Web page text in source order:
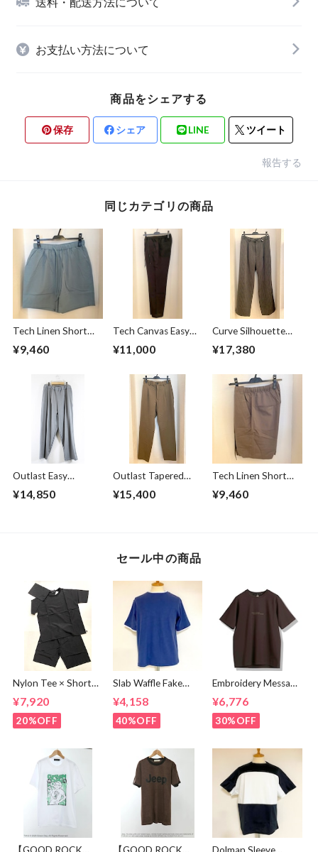
お支払い方法について
商品をシェアする
保存 シェア LINE ツイート
報告する
同じカテゴリの商品
Tech Linen Short
Pants Mint
¥9,460
Tech Canvas Easy
Pants Black
¥11,000
Curve Silhouette
Slacks Pants Black
Stripe
¥17,380
Outlast Easy
Pants Gray
¥14,850
Outlast Tapered
Slacks Pants Olive
¥15,400
Tech Linen Short
Pants Gray
¥9,460
セール中の商品
Nylon Tee × Shorts
¥7,920
20%OFF
Slab Waffle Fake
Cut & Sewn Navy
¥4,158
40%OFF
Embroidery Message
shirts Brown
¥6,776
30%OFF